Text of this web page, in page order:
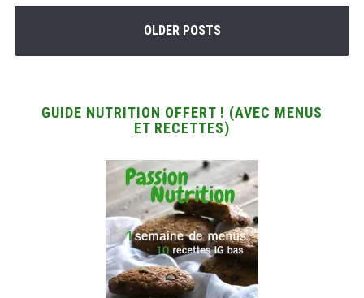
OLDER POSTS
GUIDE NUTRITION OFFERT ! (AVEC MENUS
ET RECETTES)